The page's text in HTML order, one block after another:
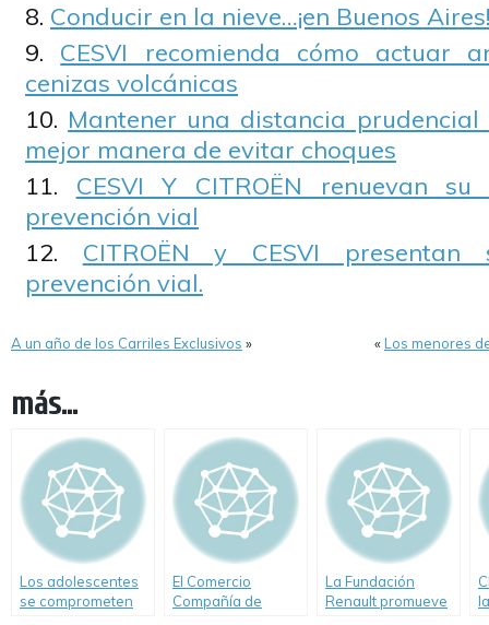
Conducir en la nieve…¡en Buenos Aires!
CESVI recomienda cómo actuar
cenizas volcánicas
Mantener una distancia
mejor manera de evitar choques
CESVI Y CITROËN renuevan
prevención vial
CITROËN y CESVI
prevención vial.
A un año de los Carriles Exclusivos » «Los menores
más...
Los adolescentes
se comprometen
El Comercio
Compañía de
La Fundación
Renault promueve